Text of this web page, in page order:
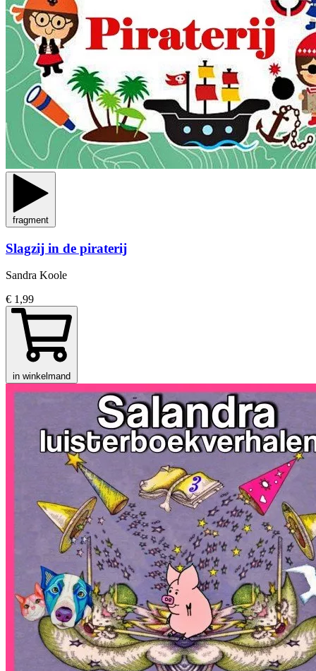
fragment
Slagzij in de piraterij
Sandra Koole
€ 1,99
in winkelmand